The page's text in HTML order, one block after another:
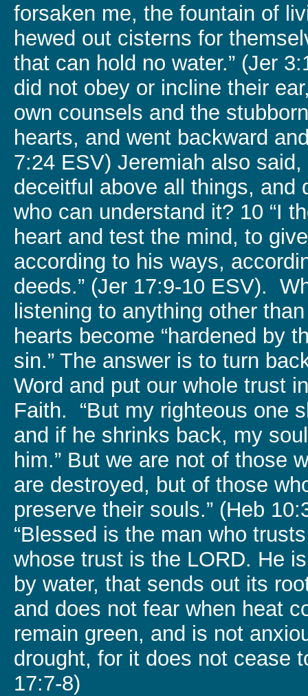
forsaken me, the fountain of
hewed out cisterns for
that can hold no water.” (Jer
did not obey or incline their
own counsels and the
hearts, and went backward
7:24 ESV) Jeremiah also said,
deceitful above all things, and
who can understand it? 10 “I
heart and test the mind, to
according to his ways,
deeds.” (Jer 17:9-10 ESV).
listening to anything other
hearts become “hardened by
sin.” The answer is to turn
Word and put our whole trust
Faith. “But my righteous one
and if he shrinks back, my
him.” But we are not of those
are destroyed, but of those
preserve their souls.” (Heb
“Blessed is the man who
whose trust is the LORD. He
by water, that sends out its
and does not fear when heat
remain green, and is not
drought, for it does not cease
17:7-8)